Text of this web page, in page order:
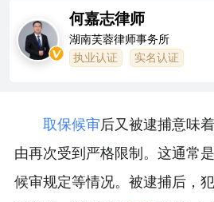
何嘉志律师
湖南芙蓉律师事务所
执业认证 实名认证
取保候审后又被逮捕意味
由再次受到严格限制。这通常
候审规定等情况。被逮捕后，